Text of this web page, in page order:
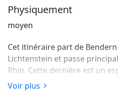
Physiquement
moyen
Cet itinéraire part de
Lichtenstein et passe
Rhin. Cette dernière est un
grâce à son large chemin
à couper le souffle.
Voir plus